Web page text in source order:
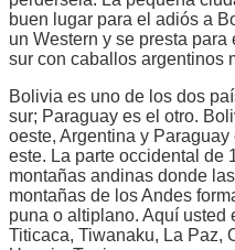
buen lugar para el adiós a
un Western y se presta
sur con caballos argentinos
Bolivia es uno de los dos
sur; Paraguay es el otro.
oeste, Argentina y
este. La parte occidental de
montañas andinas donde
montañas de los Andes
puna o altiplano. Aquí usted
Titicaca, Tiwanaku, La Paz,